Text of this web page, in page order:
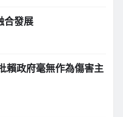
合發展
賴政府毫無作為傷害主